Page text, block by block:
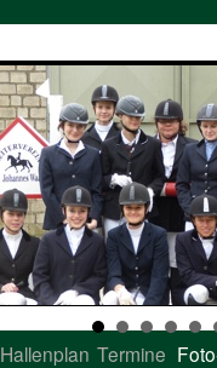
Hallenplan Termine